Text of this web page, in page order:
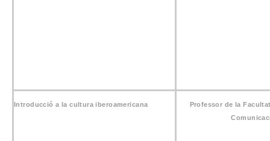
Introducció a la cultura iberoamericana
Professor de la